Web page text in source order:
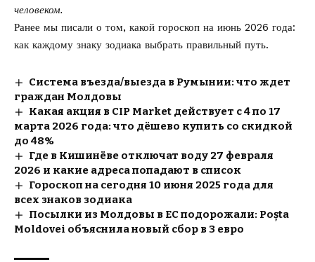
человеком.
Ранее мы писали о том, какой гороскоп на июнь 2026 года:
как каждому знаку зодиака выбрать правильный путь.
Система въезда/выезда в Румынии: что ждет
граждан Молдовы
Какая акция в CIP Market действует с 4 по 17
марта 2026 года: что дёшево купить со скидкой
до 48%
Где в Кишинёве отключат воду 27 февраля
2026 и какие адреса попадают в список
Гороскоп на сегодня 10 июня 2025 года для
всех знаков зодиака
Посылки из Молдовы в ЕС подорожали: Poșta
Moldovei объяснила новый сбор в 3 евро